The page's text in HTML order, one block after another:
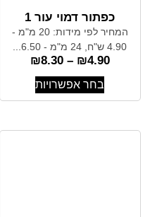
כפתור דמוי עור 1
המחיר לפי מידות: 20 מ"מ -
4.90 ש"ח, 24 מ"מ - 6.50...
₪4.90
–
₪8.30
בחר אפשרויות